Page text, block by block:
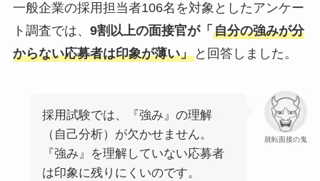
一般企業の採用担当者106名を対象としたアンケー
ト調査では、 9割以上の面接官が「 自分の強みが分
からない応募者は印象が薄い」と回答しました。
就転面接の鬼
採用試験では、『強み』の理解
（自己分析）が欠かせません。
『強み』を理解していない応募者
は印象に残りにくいのです。